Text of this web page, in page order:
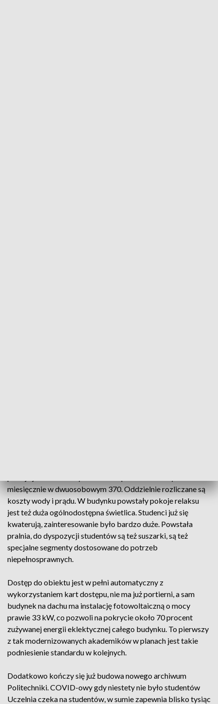
miesięcznie w dwuosobowym 370. Oddzielnie rozliczane są
koszty wody i prądu. W budynku powstały pokoje relaksu
jest też duża ogólnodostępna świetlica. Studenci już się
kwaterują, zainteresowanie było bardzo duże. Powstała
pralnia, do dyspozycji studentów są też suszarki, są też
specjalne segmenty dostosowane do potrzeb
niepełnosprawnych.
Dostęp do obiektu jest w pełni automatyczny z
wykorzystaniem kart dostępu, nie ma już portierni, a sam
budynek na dachu ma instalację fotowoltaiczną o mocy
prawie 33 kW, co pozwoli na pokrycie około 70 procent
zużywanej energii eklektycznej całego budynku. To pierwszy
z tak modernizowanych akademików w planach jest takie
podniesienie standardu w kolejnych.
Dodatkowo kończy się już budowa nowego archiwum
Politechniki. COVID-owy gdy niestety nie było studentów
Uczelnia czeka na studentów, w sumie zapewnia blisko tysiąc